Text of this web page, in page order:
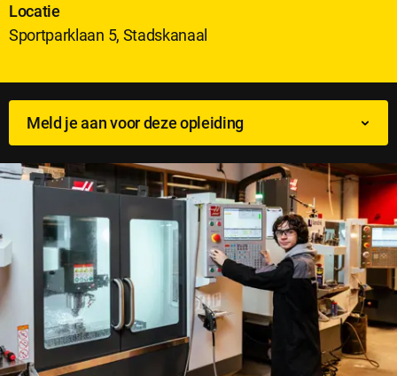
Sluit
Noodzakelijke cookies
Locatie
Sportparklaan 5, Stadskanaal
Meld je aan voor deze opleiding